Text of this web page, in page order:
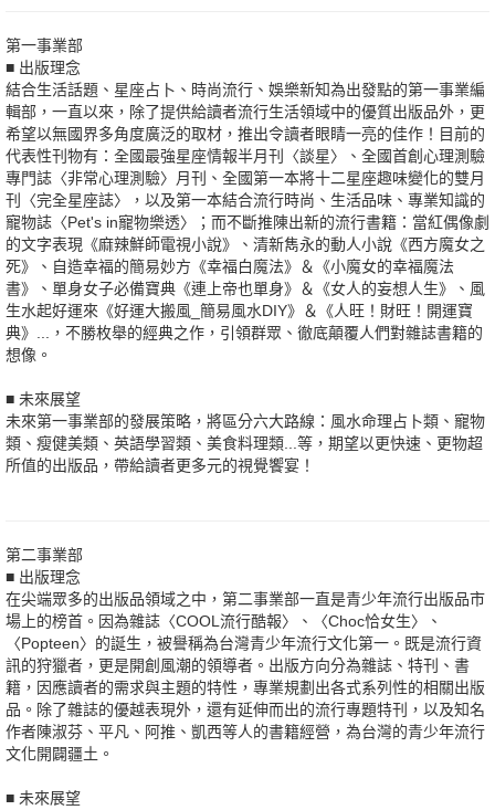
第一事業部
■ 出版理念
結合生活話題、星座占卜、時尚流行、娛樂新知為出發點的第一事業編
輯部，一直以來，除了提供給讀者流行生活領域中的優質出版品外，更
希望以無國界多角度廣泛的取材，推出令讀者眼睛一亮的佳作！目前的
代表性刊物有：全國最強星座情報半月刊〈談星〉、全國首創心理測驗
專門誌〈非常心理測驗〉月刊、全國第一本將十二星座趣味變化的雙月
刊〈完全星座誌〉，以及第一本結合流行時尚、生活品味、專業知識的
寵物誌〈Pet's in寵物樂透〉；而不斷推陳出新的流行書籍：當紅偶像劇
的文字表現《麻辣鮮師電視小說》、清新雋永的動人小說《西方魔女之
死》、自造幸福的簡易妙方《幸福白魔法》＆《小魔女的幸福魔法
書》、單身女子必備寶典《連上帝也單身》＆《女人的妄想人生》、風
生水起好運來《好運大搬風_簡易風水DIY》＆《人旺！財旺！開運寶
典》...，不勝枚舉的經典之作，引領群眾、徹底顛覆人們對雜誌書籍的
想像。
■ 未來展望
未來第一事業部的發展策略，將區分六大路線：風水命理占卜類、寵物
類、瘦健美類、英語學習類、美食料理類...等，期望以更快速、更物超
所值的出版品，帶給讀者更多元的視覺饗宴！
第二事業部
■ 出版理念
在尖端眾多的出版品領域之中，第二事業部一直是青少年流行出版品市
場上的榜首。因為雜誌〈COOL流行酷報〉、〈Choc恰女生〉、
〈Popteen〉的誕生，被譽稱為台灣青少年流行文化第一。既是流行資
訊的狩獵者，更是開創風潮的領導者。出版方向分為雜誌、特刊、書
籍，因應讀者的需求與主題的特性，專業規劃出各式系列性的相關出版
品。除了雜誌的優越表現外，還有延伸而出的流行專題特刊，以及知名
作者陳淑芬、平凡、阿推、凱西等人的書籍經營，為台灣的青少年流行
文化開闢疆土。
■ 未來展望